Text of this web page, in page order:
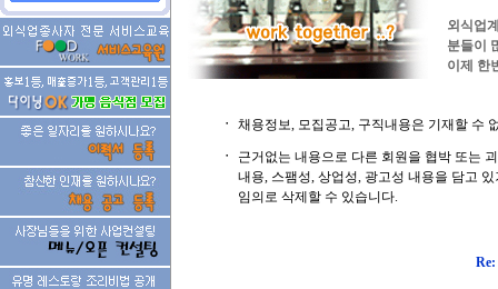
외식업
분들이
이제 한
ㆍ 채용정보, 모집공고, 구직내용은 기재할 수
ㆍ
근거없는 내용으로 다른 회원을 협박 또는
내용, 스팸성, 상업성, 광고성 내용을 담고
임의로 삭제할 수 있습니다.